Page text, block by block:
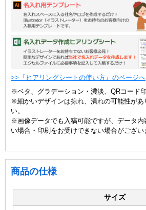
>>『ヒアリングシートの使い方』のページへ
※ベタ、グラデーション・濃淡、QRコード
※細かいデザインは掠れ、潰れの可能性があ
い。
※画像データでも入稿可能ですが、データ内
い場合・印刷をお受けできない場合がござい
商品の仕様
サイズ